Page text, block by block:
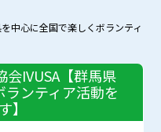
中心に全国で楽しくボランティ
IVUSA【群馬県
ンティア活動を
】